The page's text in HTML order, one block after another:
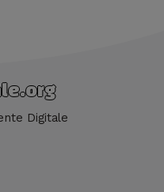
Digitale